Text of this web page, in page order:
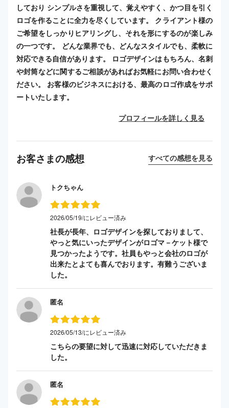
しており シンプルさを重視して、覚えやすく、かつ目を引く
ロゴを作ることに全力を尽くしています。 クライアント様の
ご希望をしっかりヒアリングし、それを形にするのが楽しみ
の一つです。 どんな業界でも、どんなスタイルでも、柔軟に
対応できる自信があります。 ロゴデザインはもちろん、名刺
や封筒などに関するご相談があればお気軽にお問い合わせく
ださい。 お客様のビジネスにおける、最高のロゴ作成をサポ
ートいたします。
プロフィールを詳しく見る
お客さまの感想 すべての感想を見る
トクちゃん
2026/05/19/にレビュー済み
社長が長年、ロゴデザインを探しておりまして、
やっと気にいったデザインがロゴマ－ケット様で
見つかったようです。社員もやっと会社のロゴが
出来たとよても喜んでおります。有難うございま
した。
匿名
2026/05/13/にレビュー済み
こちらの要望に対して迅速に対応していただきま
した。
匿名